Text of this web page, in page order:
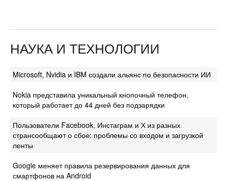
НАУКА И ТЕХНОЛОГИИ
Microsoft, Nvidia и IBM создали альянс по безопасности ИИ
Nokia представила уникальный кнопочный телефон,
который работает до 44 дней без подзарядки
Пользователи Facebook, Инстаграм и Х из разных
странсообщают о сбое: проблемы со входом и загрузкой
ленты
Google меняет правила резервирования данных для
смартфонов на Android